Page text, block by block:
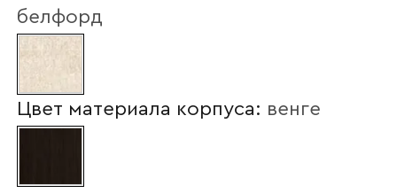
белфорд
Цвет материала корпуса: венге